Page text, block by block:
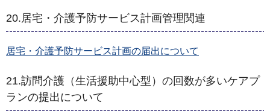
20.居宅・介護予防サービス計画管理関連
居宅・介護予防サービス計画の届出について
21.訪問介護（生活援助中心型）の回数が多いケアプ
ランの提出について